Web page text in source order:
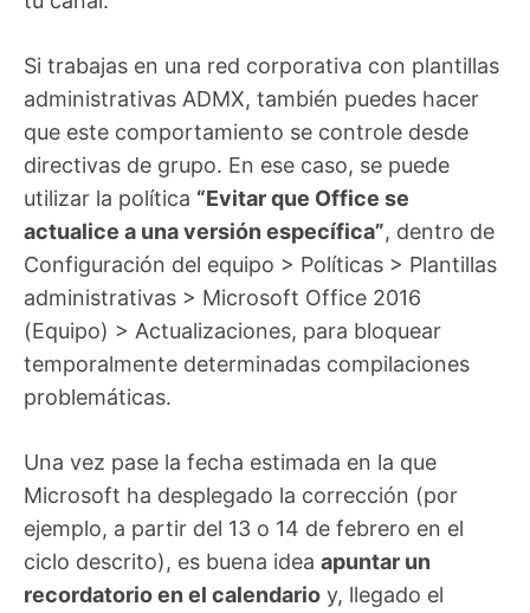
Si trabajas en una red corporativa con plantillas
administrativas ADMX, también puedes hacer
que este comportamiento se controle desde
directivas de grupo. En ese caso, se puede
utilizar la política “Evitar que Office se
actualice a una versión específica”, dentro de
Configuración del equipo > Políticas > Plantillas
administrativas > Microsoft Office 2016
(Equipo) > Actualizaciones, para bloquear
temporalmente determinadas compilaciones
problemáticas.
Una vez pase la fecha estimada en la que
Microsoft ha desplegado la corrección (por
ejemplo, a partir del 13 o 14 de febrero en el
ciclo descrito), es buena idea apuntar un
recordatorio en el calendario y, llegado el